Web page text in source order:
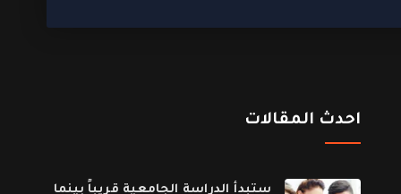
احدث المقالات
ستبدأ الدراسة الجامعية قريباً بينما